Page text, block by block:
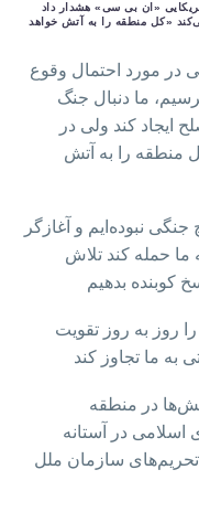
«ان بی سی» هشدار داد
«کل منطقه را به آتش خواهد
در مورد احتمال وقوع
ما دنبال جنگ
ایجاد کند ولی در
منطقه را به آتش
نبوده‌ایم و آغازگر
حمله کند تلاش
روز به روز تقویت
در منطقه
اسلامی در آستانه
سازمان ملل